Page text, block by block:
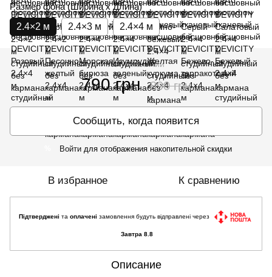
Размер фона (Ширина х Длина)
2.4×2 м
2.4×3 м 2.4×4 м
Нет в наличии
790 грн 890 грн
Сообщить, когда появится
Войти для отображения накопительной скидки
В избранное К сравнению
Підтверджені та оплачені замовлення будуть відправлені через
Завтра 8.8
Описание